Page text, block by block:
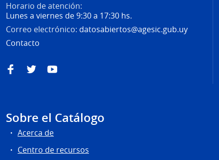
Horario de atención:
Lunes a viernes de 9:30 a 17:30 hs.
Correo electrónico: datosabiertos@agesic.gub.uy
Contacto
FacebookTwitterYouTube
Sobre el Catálogo
Acerca de
Centro de recursos